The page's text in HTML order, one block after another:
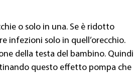
o solo in una. Se è ridotto
infezioni solo in quell’orecchio.
della testa del bambino. Quindi
questo effetto pompa che